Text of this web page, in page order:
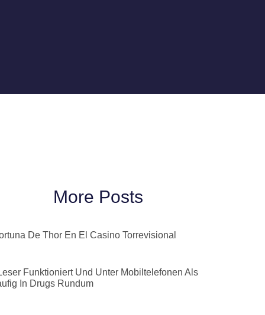
More Posts
De Thor En El Casino Torrevisional
Funktioniert Und Unter Mobiltelefonen Als
In Drugs Rundum